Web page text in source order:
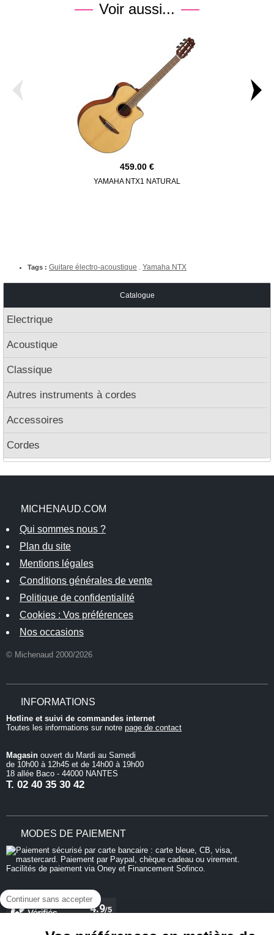
Continuer sans accepter
Voir aussi...
459.00
YAMAHA NTX1 NATURAL
Tags : Guitare électro-acoustique Yamaha NTX
Catalogue
Electrique
Acoustique
Classique
Autres instruments à cordes
Accessoires
Cordes
MICHENAUD.COM
Qui sommes nous ?
Plan du site
Mentions légales
Conditions générales de vente
Politique de confidentialité
Cookies : Vos préférences
Nos occasions
© Michenaud 2000/2026
INFORMATIONS
Hotline et suivi de commandes internet
Toutes les informations sur notre page de contact
Magasin ouvert du Mardi au Samedi
de 10h00 à 12h45 et de 14h00 à 19h00
18 allée Baco - 44000 NANTES
T. 02 40 35 30 42
MODES DE PAIEMENT